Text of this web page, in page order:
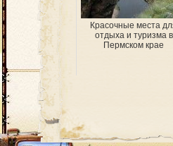
Красочные места
отдыха и туризма в
Пермском крае